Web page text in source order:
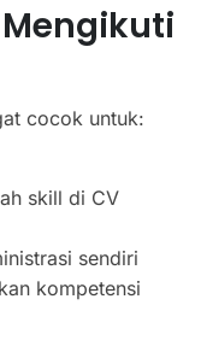
cocok untuk:
skill di CV
sendiri
kompetensi